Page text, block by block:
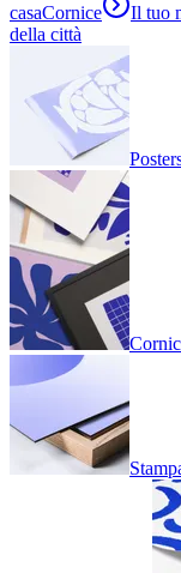
casaCornice Il tuo
della città